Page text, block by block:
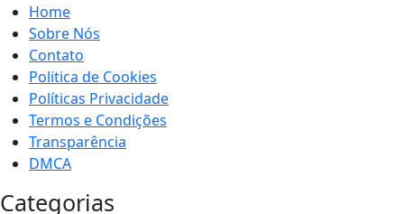
Home
Sobre Nós
Contato
Politica de Cookies
Políticas Privacidade
Termos e Condições
Transparência
DMCA
Categorias